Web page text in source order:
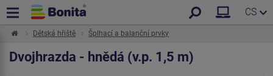
CS
Dětská hřiště Šplhací a balanční prvky
Dvojhrazda - hnědá (v.p. 1,5 m)